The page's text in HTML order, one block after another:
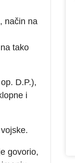
način na
tako
D.P.),
i
govorio,